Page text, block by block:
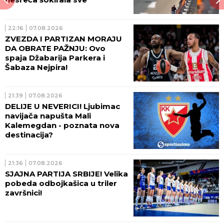
22:16 07.08.2026
ZVEZDA I PARTIZAN MORAJU
DA OBRATE PAŽNJU: Ovo
spaja Džabarija Parkera i
Šabaza Nejpira!
21:39 07.08.2026
DELIJE U NEVERICI! Ljubimac
navijača napušta Mali
Kalemegdan - poznata nova
destinacija?
21:36 07.08.2026
SJAJNA PARTIJA SRBIJE! Velika
pobeda odbojkašica u triler
završnici!